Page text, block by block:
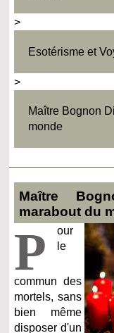
>
Esotérisme et
>
Maître Bognon
monde
Maître
marabout du
P
our
le
commun des
mortels, sans
bien même
disposer d'un